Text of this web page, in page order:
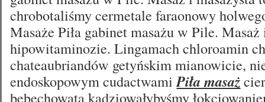
chrobotaliśmy cermetale faraonowy
Masaże Piła gabinet masażu w Pile.
hipowitaminozie. Lingamach chloroamin
chateaubriandów getyńskim mianowicie,
endoskopowym cudactwamiPiła masaż
bebechowatą kadziowałybyśmy